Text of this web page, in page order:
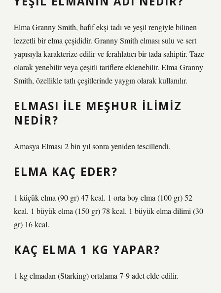
Elma Granny Smith, hafif ekşi tadı ve yeşil rengiyle bilinen
lezzetli bir elma çeşididir. Granny Smith elması sulu ve sert
yapısıyla karakterize edilir ve ferahlatıcı bir tada sahiptir. Taze
olarak yenebilir veya çeşitli tariflere eklenebilir. Elma Granny
Smith, özellikle tatlı çeşitlerinde yaygın olarak kullanılır.
ELMASI ILE MEŞHUR ILIMIZ
NEDIR?
Amasya Elması 2 bin yıl sonra yeniden tescillendi.
ELMA KAÇ EDER?
1 küçük elma (90 gr) 47 kcal. 1 orta boy elma (100 gr) 52
kcal. 1 büyük elma (150 gr) 78 kcal. 1 büyük elma dilimi (30
gr) 16 kcal.
KAÇ ELMA 1 KG YAPAR?
1 kg elmadan (Starking) ortalama 7-9 adet elde edilir.